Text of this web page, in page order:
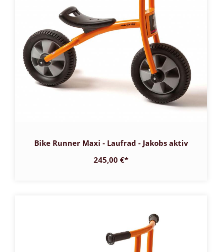
Bike Runner Maxi - Laufrad - Jakobs aktiv
245,00 €*